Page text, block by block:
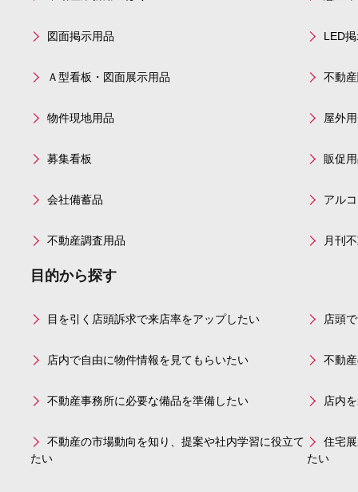
図面掲示用品 LED
Ａ型看板・図面展示用品 不動
物件現地用品 屋外
募集看板 販促
会社備蓄品 アル
不動産調査用品 月刊
目的から探す
目を引く店頭訴求で来店率をアップしたい 店頭
店内で自由に物件情報を見てもらいたい 不動
不動産事務所に必要な備品を準備したい 店内
不動産の市場動向を知り、提案や社内学習に役立て
たい
住宅
たい